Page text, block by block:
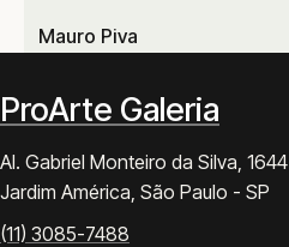
Mauro Piva
ProArte Galeria
Al. Gabriel Monteiro da Silva, 1644
Jardim América, São Paulo - SP
(11) 3085-7488